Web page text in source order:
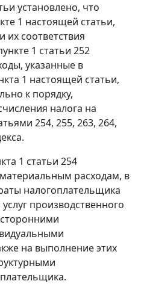
установлено, что
1 настоящей статьи,
соответствия
1 статьи 252
указанные в
1 настоящей статьи,
к порядку,
налога на
254, 255, 263, 264,
1 статьи 254
расходам, в
налогоплательщика
производственного
на выполнение этих